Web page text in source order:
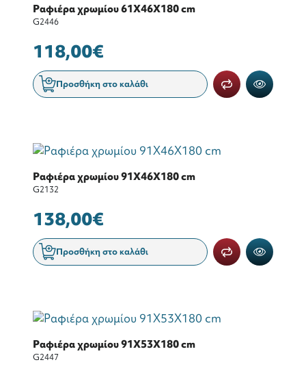
Ραφιέρα χρωμίου 61Χ46Χ180 cm
G2446
118,00€
Προσθήκη στο καλάθι
Ραφιέρα χρωμίου 91Χ46Χ180 cm
G2132
138,00€
Προσθήκη στο καλάθι
Ραφιέρα χρωμίου 91Χ53Χ180 cm
G2447